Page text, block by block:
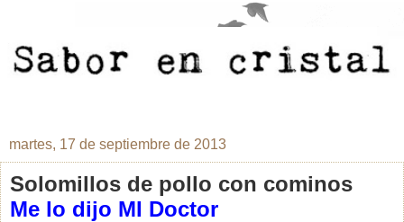
martes, 17 de septiembre de 2013
Solomillos de pollo con cominos
Me lo dijo MI Doctor